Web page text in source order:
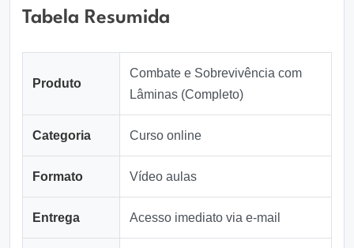
Tabela Resumida
Produto
Combate e Sobrevivência com
Lâminas (Completo)
Categoria Curso online
Formato Vídeo aulas
Entrega Acesso imediato via e‑mail